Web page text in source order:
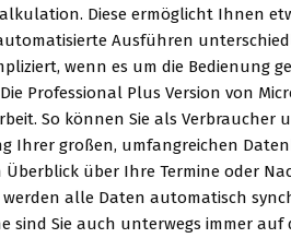
Diese ermöglicht Ihnen
Ausführen
wenn es um die Bedienung
Professional Plus Version von
So können Sie als Verbraucher
Ihrer großen, umfangreichen
Überblick über Ihre Termine oder
alle Daten automatisch
sind Sie auch unterwegs immer